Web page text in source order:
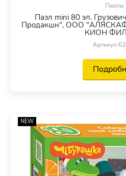
Пазлы
Пазл mini 80 эл.
Продакшн", ООО
КИОН
Артикул
NEW